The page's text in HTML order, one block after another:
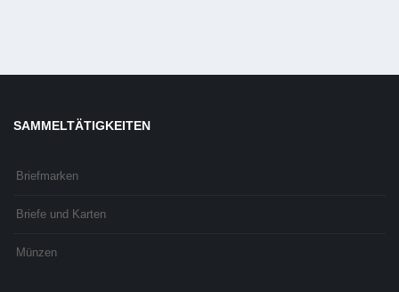
SAMMELTÄTIGKEITEN
Briefmarken
Briefe und Karten
Münzen